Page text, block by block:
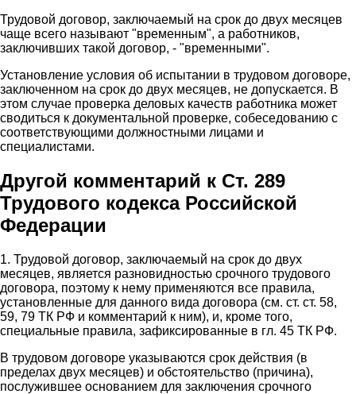
Трудовой договор, заключаемый на срок до двух месяцев
чаще всего называют "временным", а работников,
заключивших такой договор, - "временными".
Установление условия об испытании в трудовом договоре,
заключенном на срок до двух месяцев, не допускается. В
этом случае проверка деловых качеств работника может
сводиться к документальной проверке, собеседованию с
соответствующими должностными лицами и
специалистами.
Другой комментарий к Ст. 289
Трудового кодекса Российской
Федерации
1. Трудовой договор, заключаемый на срок до двух
месяцев, является разновидностью срочного трудового
договора, поэтому к нему применяются все правила,
установленные для данного вида договора (см. ст. ст. 58,
59, 79 ТК РФ и комментарий к ним), и, кроме того,
специальные правила, зафиксированные в гл. 45 ТК РФ.
В трудовом договоре указываются срок действия (в
пределах двух месяцев) и обстоятельство (причина),
послужившее основанием для заключения срочного